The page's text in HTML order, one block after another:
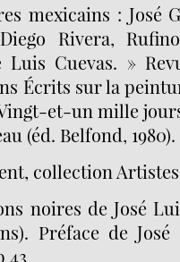
mexicains : José
Rivera,
Luis Cuevas. »
Écrits sur la
et-un mille
(éd. Belfond, 1980).
collection Artistes
noires de José
Préface de José
43